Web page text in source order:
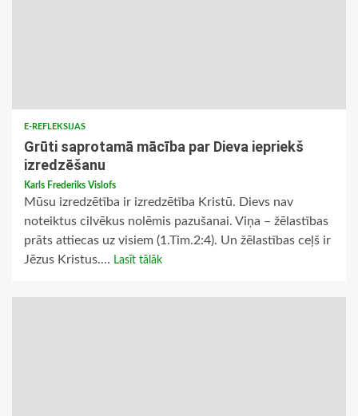
E-REFLEKSIJAS
Grūti saprotamā mācība par Dieva iepriekš
izredzēšanu
Karls Frederiks Vislofs
Mūsu izredzētība ir izredzētība Kristū. Dievs nav
noteiktus cilvēkus nolēmis pazušanai. Viņa – žēlastības
prāts attiecas uz visiem (1.Tim.2:4). Un žēlastības ceļš ir
Jēzus Kristus.... Lasīt tālāk